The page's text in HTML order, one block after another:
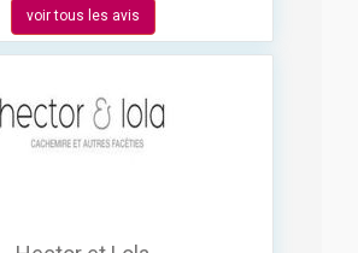
voir tous les avis